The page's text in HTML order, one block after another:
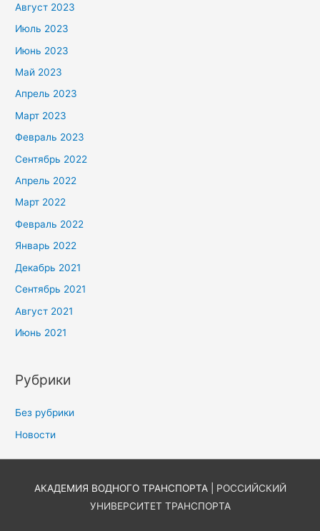
Август 2023
Июль 2023
Июнь 2023
Май 2023
Апрель 2023
Март 2023
Февраль 2023
Сентябрь 2022
Апрель 2022
Март 2022
Февраль 2022
Январь 2022
Декабрь 2021
Сентябрь 2021
Август 2021
Июнь 2021
Рубрики
Без рубрики
Новости
АКАДЕМИЯ ВОДНОГО ТРАНСПОРТА | РОССИЙСКИЙ
УНИВЕРСИТЕТ ТРАНСПОРТА